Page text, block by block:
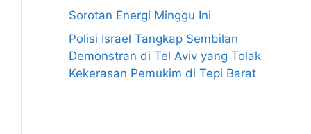
Sorotan Energi Minggu Ini
Polisi Israel Tangkap Sembilan
Demonstran di Tel Aviv yang Tolak
Kekerasan Pemukim di Tepi Barat